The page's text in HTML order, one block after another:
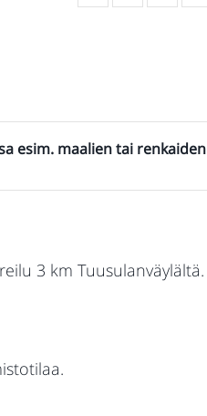
esim. maalien tai renkaiden
3 km Tuusulanväylältä.